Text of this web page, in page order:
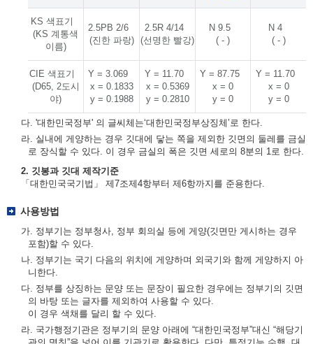
KS 색표기
(KS 계통색
이름)
2.5PB 2/6
(진한 파랑)
2.5R 4/14
(선명한 빨강)
N 9.5
( - )
N 4
( - )
CIE 색표기
(D65, 2도시
야)
Y = 3.069
x = 0.1833
y = 0.1988
Y = 11.70
x = 0.5369
y = 0.2810
Y = 87.75
x = 0
y = 0
Y = 11.70
x = 0
y = 0
다. '대한민국정부' 의 글씨체는‘대한민국정부상징체’로 한다.
라. 실내에 게양하는 경우 깃대에 닿는 쪽을 제외한 깃면의 둘레를 금실
로 장식할 수 있다. 이 경우 금실의 폭은 깃면 세로의 8분의 1로 한다.
2. 깃봉과 깃대 제작기준
「대한민국국기법」 제7조제4항부터 제6항까지를 준용한다.
사용방법
가. 정부기는 정부청사, 정부 회의실 등에 게양(깃면만 게시하는 경우
포함)할 수 있다.
나. 정부기는 국기 다음의 위치에 게양하며 외국기와 함께 게양하지 아
니한다.
다. 정부를 상징하는 문양 또는 문장이 필요한 경우에는 정부기의 깃면
의 바탕 또는 글자를 제외하여 사용할 수 있다.
이 경우 색채를 달리 할 수 있다.
라. 국가행정기관은 정부기의 문양 아래에 “대한민국정부”대신 “해당기